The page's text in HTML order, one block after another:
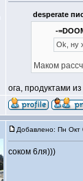
desperate
-
Ok, ну
Маком
ога, продуктами
Добавлено: Пн Окт
соком 6ля)))